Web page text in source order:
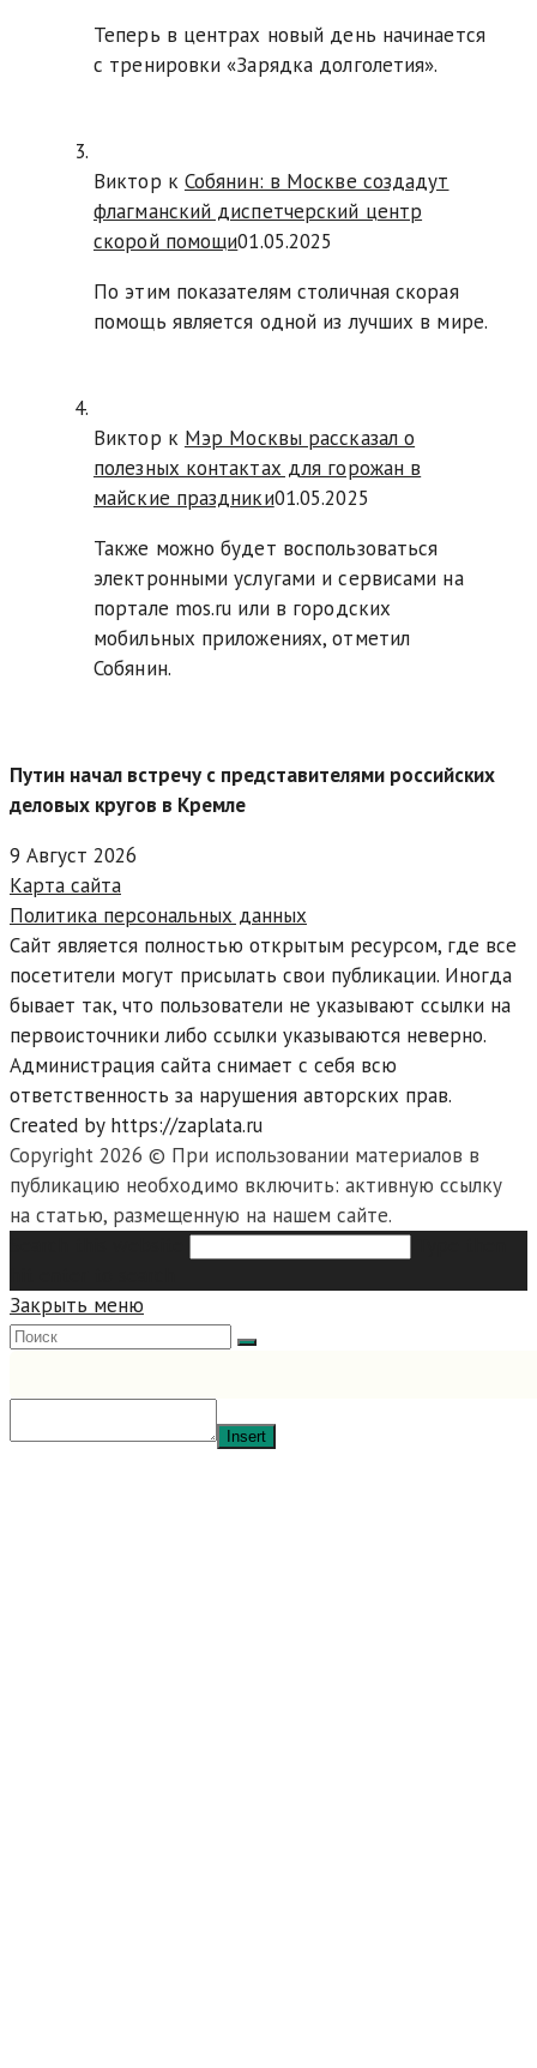
Теперь в центрах новый день начинается
с тренировки «Зарядка долголетия».
Виктор к Собянин: в Москве создадут
флагманский диспетчерский центр
скорой помощи01.05.2025
По этим показателям столичная скорая
помощь является одной из лучших в мире.
Виктор к Мэр Москвы рассказал о
полезных контактах для горожан в
майские праздники01.05.2025
Также можно будет воспользоваться
электронными услугами и сервисами на
портале mos.ru или в городских
мобильных приложениях, отметил
Собянин.
Путин начал встречу с представителями российских
деловых кругов в Кремле
9 Август 2026
Карта сайта
Политика персональных данных
Сайт является полностью открытым ресурсом, где все
посетители могут присылать свои публикации. Иногда
бывает так, что пользователи не указывают ссылки на
первоисточники либо ссылки указываются неверно.
Администрация сайта снимает с себя всю
ответственность за нарушения авторских прав.
Created by https://zaplata.ru
Copyright 2026 © При использовании материалов в
публикацию необходимо включить: активную ссылку
на статью, размещенную на нашем сайте.
Закрыть меню
Insert